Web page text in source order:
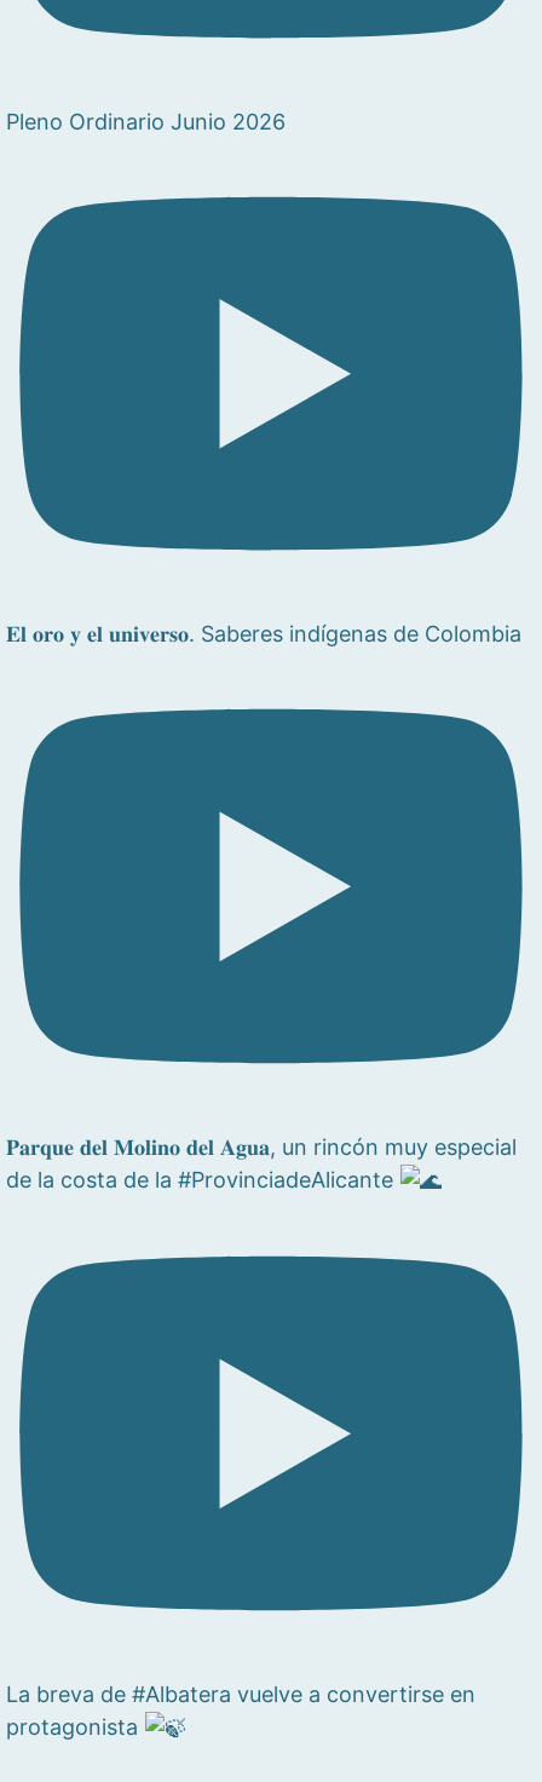
Pleno Ordinario Junio 2026
𝐄𝐥 𝐨𝐫𝐨 𝐲 𝐞𝐥 𝐮𝐧𝐢𝐯𝐞𝐫𝐬𝐨. Saberes indígenas de Colombia
𝐏𝐚𝐫𝐪𝐮𝐞 𝐝𝐞𝐥 𝐌𝐨𝐥𝐢𝐧𝐨 𝐝𝐞𝐥 𝐀𝐠𝐮𝐚, un rincón muy especial
de la costa de la #ProvinciadeAlicante
La breva de #Albatera vuelve a convertirse en
protagonista